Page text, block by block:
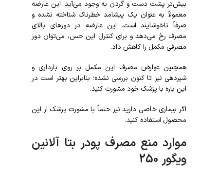
بیش‌تر پشت دست و گردن به وجود می‌آید. این عارضه
معمولاً به عنوان یک پیشامد خطرناک شناخته نشده و
صرفاً ناخوشایند است. این عارضه در دوز‌های بالای
مصرف رخ می‌دهد و برای کنترل این حس، می‌توان دوز
مصرفی مکمل را کاهش داد.
همچنین عوارض مصرف این مکمل بر روی بارداری و
شیردهی نیز تا کنون بررسی نشده؛ بنابراین بهتر است در
این باره با پزشک خود مشورت کنید.
اگر بیماری خاصی دارید نیز حتماً با مشورت پزشک از این
محصول استفاده کنید.
موارد منع مصرف پودر بتا آلانین
ویگور 250